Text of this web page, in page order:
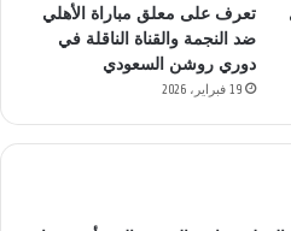
تعرف على معلق مباراة الأهلي
ضد النجمة والقناة الناقلة في
دوري روشن السعودي
19 فبراير، 2026